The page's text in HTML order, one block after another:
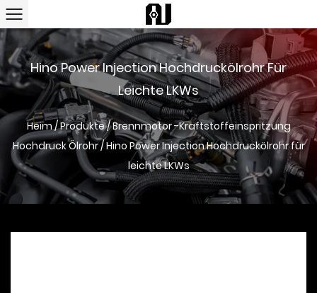
Hino Power Injection Hochdruckölrohr Für
Leichte LKWs
Heim/Produkte/Brennmotor -Kraftstoffeinspritzung
Hochdruck Ölrohr/Hino Power Injection Hochdruckölrohr für
leichte LKWs